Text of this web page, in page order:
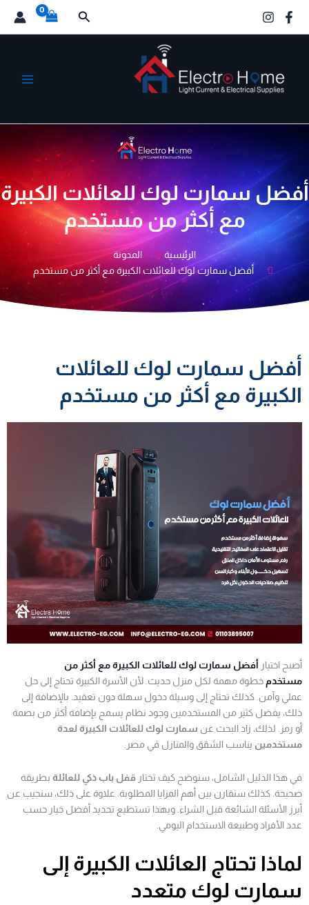
البحث
أفضل سمارت لوك للعائلات الكبيرة
مع أكثر من مستخدم
الرئيسية
المدونة
أفضل سمارت لوك للعائلات الكبيرة مع أكثر من مستخدم
أفضل سمارت لوك للعائلات
الكبيرة مع أكثر من مستخدم
أصبح اختيار أفضل سمارت لوك للعائلات الكبيرة مع أكثر من
مستخدم خطوة مهمة لكل منزل حديث. لأن الأسرة الكبيرة تحتاج إلى حل
عملي وآمن. كذلك تحتاج إلى وسيلة دخول سهلة دون تعقيد. بالإضافة إلى
ذلك، يفضل كثير من المستخدمين وجود نظام يسمح بإضافة أكثر من بصمة
أو رمز. لذلك، زاد البحث عن سمارت لوك للعائلات الكبيرة لعدة
مستخدمين يناسب الشقق والمنازل في مصر.
في هذا الدليل الشامل، سنوضح كيف تختار قفل باب ذكي للعائلة بطريقة
صحيحة. كذلك سنقارن بين أهم المزايا المطلوبة. علاوة على ذلك، سنجيب عن
أبرز الأسئلة الشائعة قبل الشراء. وبهذا تستطيع تحديد أفضل خيار حسب
عدد الأفراد وطبيعة الاستخدام اليومي.
لماذا تحتاج العائلات الكبيرة إلى
سمارت لوك متعدد